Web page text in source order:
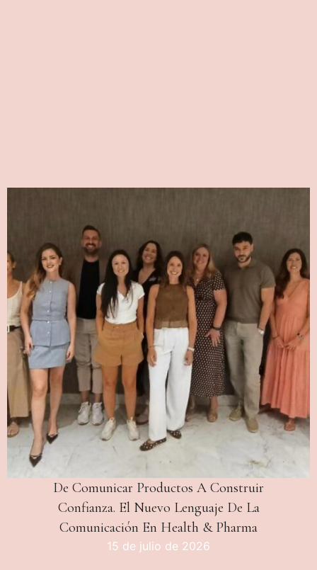
De Comunicar Productos A Construir
Confianza. El Nuevo Lenguaje De La
Comunicación En Health & Pharma
15 de julio de 2026